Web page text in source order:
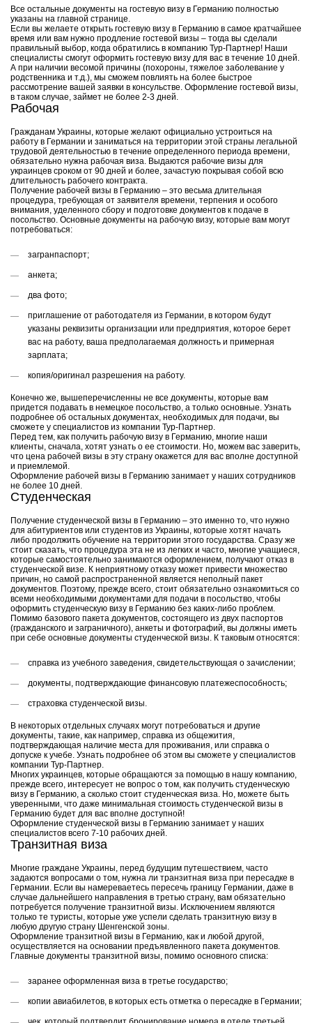
Все остальные документы на гостевую визу в Германию полностью
указаны на главной странице.
Если вы желаете открыть гостевую визу в Германию в самое кратчайшее
время или вам нужно продление гостевой визы – тогда вы сделали
правильный выбор, когда обратились в компанию Тур-Партнер! Наши
специалисты смогут оформить гостевую визу для вас в течение 10 дней.
А при наличии весомой причины (похороны, тяжелое заболевание у
родственника и т.д.), мы сможем повлиять на более быстрое
рассмотрение вашей заявки в консульстве. Оформление гостевой визы,
в таком случае, займет не более 2-3 дней.
Рабочая
Гражданам Украины, которые желают официально устроиться на
работу в Германии и заниматься на территории этой страны легальной
трудовой деятельностью в течение определенного периода времени,
обязательно нужна рабочая виза. Выдаются рабочие визы для
украинцев сроком от 90 дней и более, зачастую покрывая собой всю
длительность рабочего контракта.
Получение рабочей визы в Германию – это весьма длительная
процедура, требующая от заявителя времени, терпения и особого
внимания, уделенного сбору и подготовке документов к подаче в
посольство. Основные документы на рабочую визу, которые вам могут
потребоваться:
загранпаспорт;
анкета;
два фото;
приглашение от работодателя из Германии, в котором будут
указаны реквизиты организации или предприятия, которое берет
вас на работу, ваша предполагаемая должность и примерная
зарплата;
копия/оригинал разрешения на работу.
Конечно же, вышеперечисленны не все документы, которые вам
придется подавать в немецкое посольство, а только основные. Узнать
подробнее об остальных документах, необходимых для подачи, вы
сможете у специалистов из компании Тур-Партнер.
Перед тем, как получить рабочую визу в Германию, многие наши
клиенты, сначала, хотят узнать о ее стоимости. Но, можем вас заверить,
что цена рабочей визы в эту страну окажется для вас вполне доступной
и приемлемой.
Оформление рабочей визы в Германию занимает у наших сотрудников
не более 10 дней.
Студенческая
Получение студенческой визы в Германию – это именно то, что нужно
для абитуриентов или студентов из Украины, которые хотят начать
либо продолжить обучение на территории этого государства. Сразу же
стоит сказать, что процедура эта не из легких и часто, многие учащиеся,
которые самостоятельно занимаются оформлением, получают отказ в
студенческой визе. К неприятному отказу может привести множество
причин, но самой распространенной является неполный пакет
документов. Поэтому, прежде всего, стоит обязательно ознакомиться со
всеми необходимыми документами для подачи в посольство, чтобы
оформить студенческую визу в Германию без каких-либо проблем.
Помимо базового пакета документов, состоящего из двух паспортов
(гражданского и заграничного), анкеты и фотографий, вы должны иметь
при себе основные документы студенческой визы. К таковым относятся:
справка из учебного заведения, свидетельствующая о зачислении;
документы, подтверждающие финансовую платежеспособность;
страховка студенческой визы.
В некоторых отдельных случаях могут потребоваться и другие
документы, такие, как например, справка из общежития,
подтверждающая наличие места для проживания, или справка о
допуске к учебе. Узнать подробнее об этом вы сможете у специалистов
компании Тур-Партнер.
Многих украинцев, которые обращаются за помощью в нашу компанию,
прежде всего, интересует не вопрос о том, как получить студенческую
визу в Германию, а сколько стоит студенческая виза. Но, можете быть
уверенными, что даже минимальная стоимость студенческой визы в
Германию будет для вас вполне доступной!
Оформление студенческой визы в Германию занимает у наших
специалистов всего 7-10 рабочих дней.
Транзитная виза
Многие граждане Украины, перед будущим путешествием, часто
задаются вопросами о том, нужна ли транзитная виза при пересадке в
Германии. Если вы намереваетесь пересечь границу Германии, даже в
случае дальнейшего направления в третью страну, вам обязательно
потребуется получение транзитной визы. Исключением являются
только те туристы, которые уже успели сделать транзитную визу в
любую другую страну Шенгенской зоны.
Оформление транзитной визы в Германию, как и любой другой,
осуществляется на основании предъявленного пакета документов.
Главные документы транзитной визы, помимо основного списка:
заранее оформленная виза в третье государство;
копии авиабилетов, в которых есть отметка о пересадке в Германии;